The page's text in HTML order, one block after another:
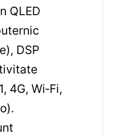
QLED
DSP
4G, Wi‑Fi,